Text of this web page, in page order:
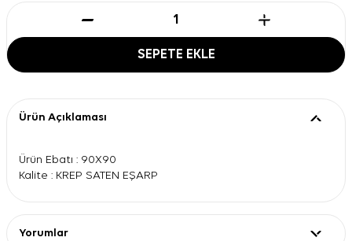
SEPETE EKLE
Ürün Açıklaması
Ürün Ebatı : 90X90
Kalite : KREP SATEN EŞARP
Yorumlar